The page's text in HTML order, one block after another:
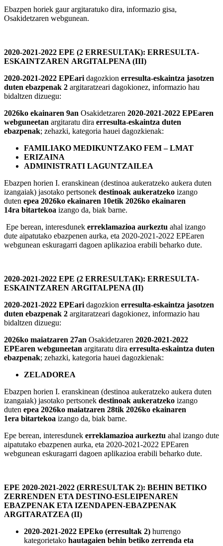
Ebazpen horiek gaur argitaratuko dira, informazio gisa,
Osakidetzaren webgunean.
2020-2021-2022 EPE (2 ERRESULTAK): ERRESULTA-
ESKAINTZAREN ARGITALPENA (III)
2020-2021-2022 EPEari dagozkion erresulta-eskaintza jasotzen
duten ebazpenak 2 argitaratzeari dagokionez, informazio hau
bidaltzen dizuegu:
2026ko ekainaren 9an Osakidetzaren 2020-2021-2022 EPEaren
webguneetan argitaratu dira erresulta-eskaintza duten
ebazpenak; zehazki, kategoria hauei dagozkienak:
FAMILIAKO MEDIKUNTZAKO FEM – LMAT
ERIZAINA
ADMINISTRATI LAGUNTZAILEA
Ebazpen horien I. eranskinean (destinoa aukeratzeko aukera duten
izangaiak) jasotako pertsonek destinoak aukeratzeko izango
duten epea 2026ko ekainaren 10etik 2026ko ekainaren
14ra bitartekoa izango da, biak barne.
Epe berean, interesdunek erreklamazioa aurkeztu ahal izango
dute aipatutako ebazpenen aurka, eta 2020-2021-2022 EPEaren
webgunean eskuragarri dagoen aplikazioa erabili beharko dute.
2020-2021-2022 EPE (2 ERRESULTAK): ERRESULTA-
ESKAINTZAREN ARGITALPENA (II)
2020-2021-2022 EPEari dagozkion erresulta-eskaintza jasotzen
duten ebazpenak 2 argitaratzeari dagokionez, informazio hau
bidaltzen dizuegu:
2026ko maiatzaren 27an Osakidetzaren 2020-2021-2022
EPEaren webguneetan argitaratu dira erresulta-eskaintza duten
ebazpenak; zehazki, kategoria hauei dagozkienak:
ZELADOREA
Ebazpen horien I. eranskinean (destinoa aukeratzeko aukera duten
izangaiak) jasotako pertsonek destinoak aukeratzeko izango
duten epea 2026ko maiatzaren 28tik 2026ko ekainaren
1era bitartekoa izango da, biak barne.
Epe berean, interesdunek erreklamazioa aurkeztu ahal izango dute
aipatutako ebazpenen aurka, eta 2020-2021-2022 EPEaren
webgunean eskuragarri dagoen aplikazioa erabili beharko dute.
EPE 2020-2021-2022 (ERRESULTAK 2): BEHIN BETIKO
ZERRENDEN ETA DESTINO-ESLEIPENAREN
EBAZPENAK ETA IZENDAPEN-EBAZPENAK
ARGITARATZEA (II)
2020-2021-2022 EPEko (erresultak 2) hurrengo
kategorietako hautagaien behin betiko zerrenda eta